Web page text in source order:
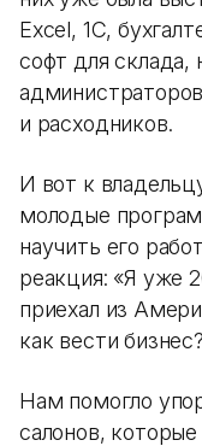
Excel, 1С,
софт для склада,
и расходников.
И вот к
молодые
научить его
реакция: «Я уже
приехал из
как вести
Нам помогло
салонов,